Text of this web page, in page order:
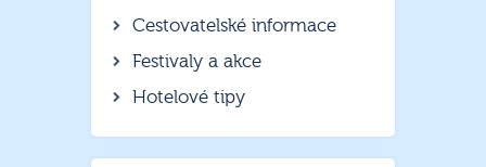
Cestovatelské informace
Festivaly a akce
Hotelové tipy